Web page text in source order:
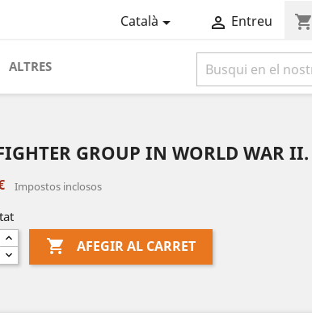
Català  Entreu shopping_cart
ALTRES
GROUP IN WORLD WAR II.
Impostos inclosos
 AFEGIR AL CARRET